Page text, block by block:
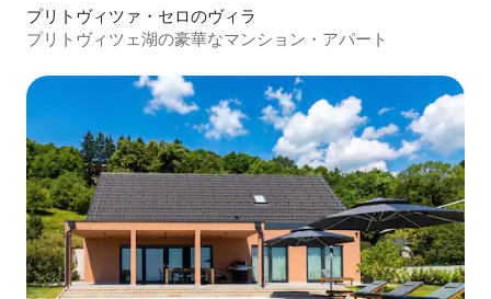
プリトヴィツァ・セロのヴィラ
プリトヴィツェ湖の豪華なマンション・アパート